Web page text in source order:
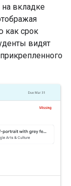
на вкладке
​​как срок
видят